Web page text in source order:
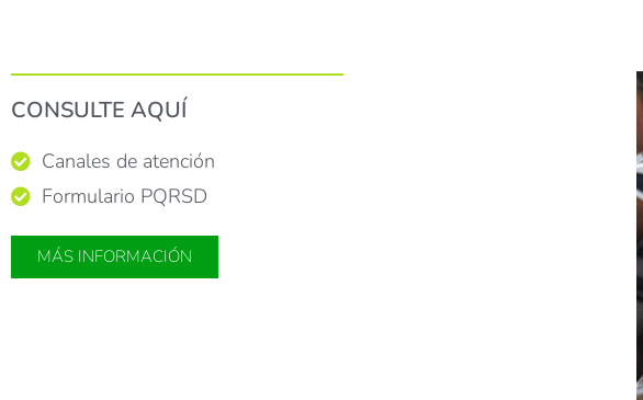
CONSULTE AQUÍ
Canales de atención
Formulario PQRSD
MÁS INFORMACIÓN